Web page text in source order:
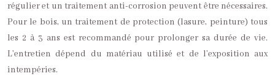
régulier et un traitement anti-corrosion peuvent être nécessaires.
Pour le bois, un traitement de protection (lasure, peinture) tous
les 2 à 3 ans est recommandé pour prolonger sa durée de vie.
L’entretien dépend du matériau utilisé et de l’exposition aux
intempéries.